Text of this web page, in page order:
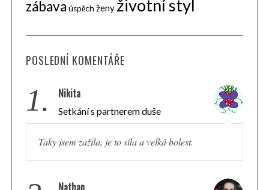
zábava úspěch ženy životní styl
POSLEDNÍ KOMENTÁŘE
1. Nikita
Setkání s partnerem duše
Taky jsem zažila, je to síla a velká bolest.
Nathan